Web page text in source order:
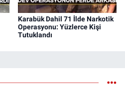
Karabük Dahil 71 İlde Narkotik
Operasyonu: Yüzlerce Kişi
Tutuklandı